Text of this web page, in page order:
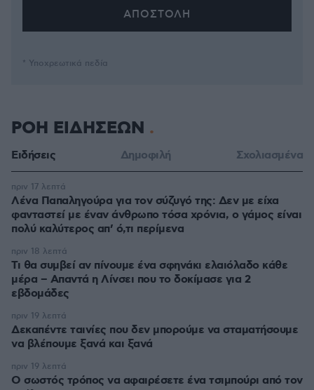
* Υποχρεωτικά πεδία
ΡΟΗ ΕΙΔΗΣΕΩΝ
Ειδήσεις Δημοφιλή Σχολιασμένα
Λένα Παπαληγούρα για τον σύζυγό της: Δεν με είχα
φανταστεί με έναν άνθρωπο τόσα χρόνια, ο γάμος είναι
πολύ καλύτερος απ’ ό,τι περίμενα
πριν 17 λεπτά
Τι θα συμβεί αν πίνουμε ένα σφηνάκι ελαιόλαδο κάθε
μέρα – Απαντά η Λίνσει που το δοκίμασε για 2
εβδομάδες
πριν 18 λεπτά
Δεκαπέντε ταινίες που δεν μπορούμε να σταματήσουμε
να βλέπουμε ξανά και ξανά
πριν 19 λεπτά
Ο σωστός τρόπος να αφαιρέσετε ένα τσιμπούρι από τον
πριν 19 λεπτά